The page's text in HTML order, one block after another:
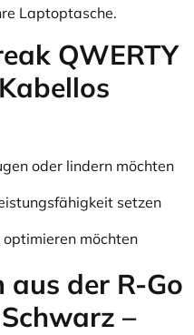
Laptoptasche.
QWERTY
oder lindern möchten
setzen
möchten
der R-Go
–